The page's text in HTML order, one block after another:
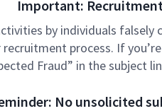
Important:
by individuals falsely
process. If
Fraud” in the subject
No unsolicited